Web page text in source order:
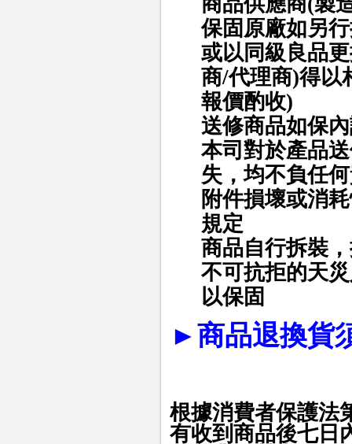
保固原廠如另
或以同級良品
商/代理商)得以
報價酌收)
送修商品如保
本司對於產品
失，均不負任
附件損壞或消
規定
商品自行拆裝
不可抗拒的天
以保固
►商品退換貨
根據消費者保護法
有收到商品後七日